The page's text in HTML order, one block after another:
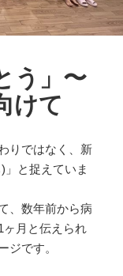
う」〜
けて
りではなく、新
」と捉えていま
、数年前から病
ヶ月と伝えられ
ジです。